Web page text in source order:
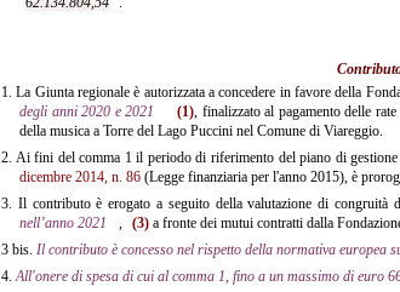
1. La Giunta regionale è autorizzata a concedere in favore della
degli anni 2020 e 2021
(1), finalizzato al pagamento delle
della musica a Torre del Lago Puccini nel Comune di Viareggio.
2. Ai fini del comma 1 il periodo di riferimento del piano di
dicembre 2014, n. 86 (Legge finanziaria per l'anno 2015), è
3. Il contributo è erogato a seguito della valutazione di congruità
nell’anno 2021
, (3) a fronte dei mutui contratti dalla
3 bis. Il contributo è concesso nel rispetto della normativa europea
4. All'onere di spesa di cui al comma 1, fino a un massimo di euro